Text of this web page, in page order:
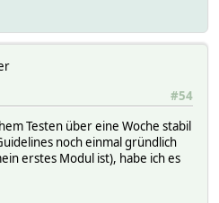
#54
Testen über eine Woche stabil
noch einmal gründlich
erstes Modul ist), habe ich es